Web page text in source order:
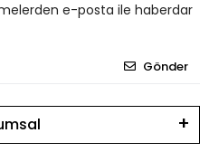
e-posta ile haberdar
Gönder